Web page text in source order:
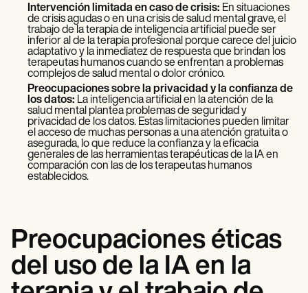
Intervención limitada en caso de crisis: En situaciones
de crisis agudas o en una crisis de salud mental grave, el
trabajo de la terapia de inteligencia artificial puede ser
inferior al de la terapia profesional porque carece del juicio
adaptativo y la inmediatez de respuesta que brindan los
terapeutas humanos cuando se enfrentan a problemas
complejos de salud mental o dolor crónico.
Preocupaciones sobre la privacidad y la confianza de
los datos: La inteligencia artificial en la atención de la
salud mental plantea problemas de seguridad y
privacidad de los datos. Estas limitaciones pueden limitar
el acceso de muchas personas a una atención gratuita o
asegurada, lo que reduce la confianza y la eficacia
generales de las herramientas terapéuticas de la IA en
comparación con las de los terapeutas humanos
establecidos.
Preocupaciones éticas
del uso de la IA en la